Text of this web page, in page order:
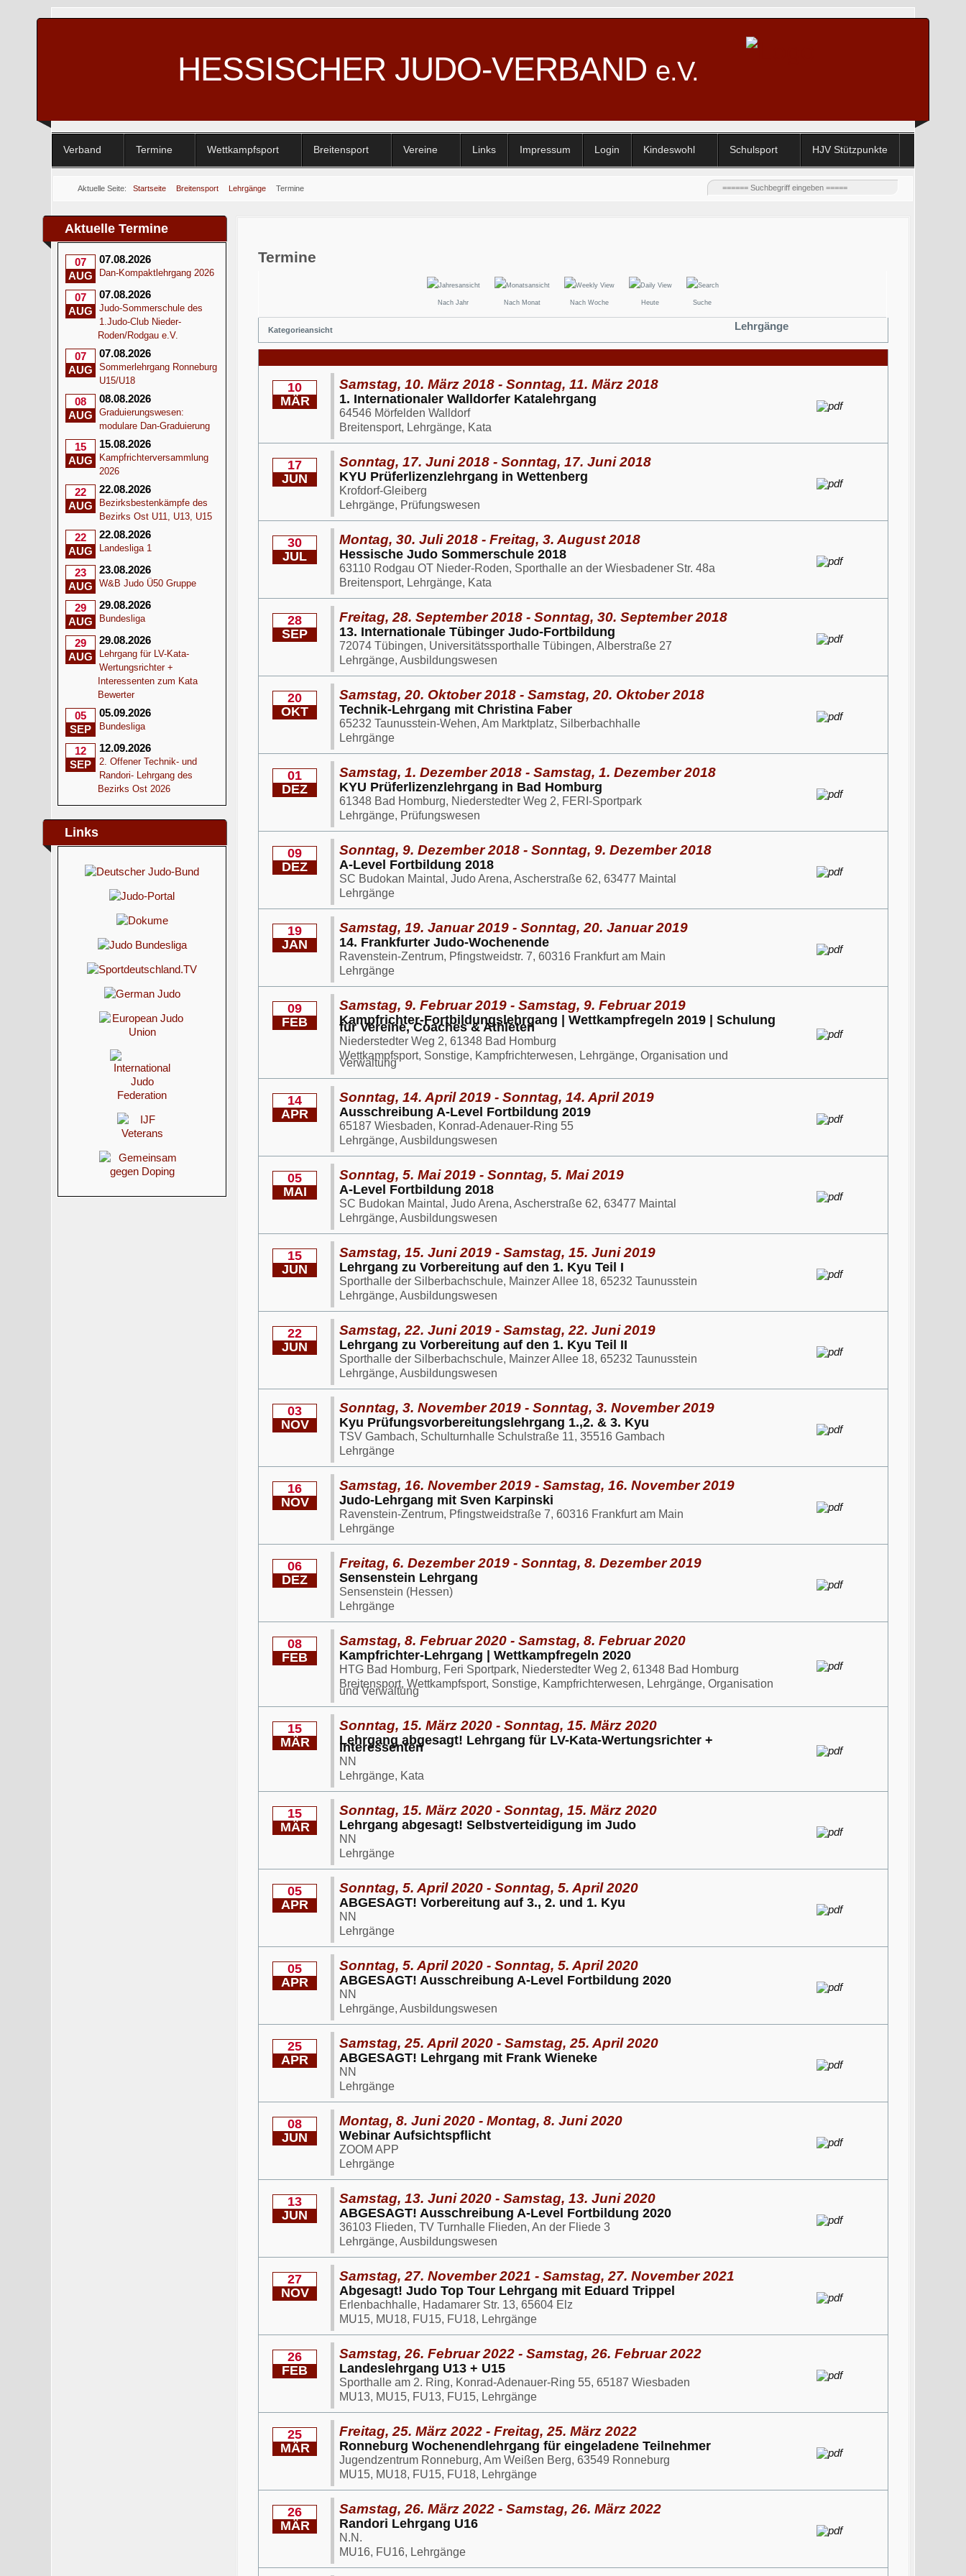
HESSISCHER JUDO-VERBAND e.V.
Verband Termine Wettkampfsport Breitensport Vereine Links Impressum Login Kindeswohl Schulsport HJV Stützpunkte
Aktuelle Seite:Startseite Breitensport Lehrgänge Termine
Aktuelle Termine
07
AUG
07.08.2026
Dan-Kompaktlehrgang 2026
07
AUG
07.08.2026
Judo-Sommerschule des
1.Judo-Club Nieder-
Roden/Rodgau e.V.
07
AUG
07.08.2026
Sommerlehrgang Ronneburg
U15/U18
08
AUG
08.08.2026
Graduierungswesen:
modulare Dan-Graduierung
15
AUG
15.08.2026
Kampfrichterversammlung
2026
22
AUG
22.08.2026
Bezirksbestenkämpfe des
Bezirks Ost U11, U13, U15
22
AUG
22.08.2026
Landesliga 1
23
AUG
23.08.2026
W&B Judo Ü50 Gruppe
29
AUG
29.08.2026
Bundesliga
29
AUG
29.08.2026
Lehrgang für LV-Kata-
Wertungsrichter +
Interessenten zum Kata
Bewerter
05
SEP
05.09.2026
Bundesliga
12
SEP
12.09.2026
2. Offener Technik- und
Randori- Lehrgang des
Bezirks Ost 2026
Links
Termine
Nach Jahr Nach Monat Nach Woche Heute Suche
Kategorieansicht Lehrgänge
10
MÄR
Samstag, 10. März 2018 - Sonntag, 11. März 2018
1. Internationaler Walldorfer Katalehrgang
64546 Mörfelden Walldorf
Breitensport, Lehrgänge, Kata
17
JUN
Sonntag, 17. Juni 2018 - Sonntag, 17. Juni 2018
KYU Prüferlizenzlehrgang in Wettenberg
Krofdorf-Gleiberg
Lehrgänge, Prüfungswesen
30
JUL
Montag, 30. Juli 2018 - Freitag, 3. August 2018
Hessische Judo Sommerschule 2018
63110 Rodgau OT Nieder-Roden, Sporthalle an der Wiesbadener Str. 48a
Breitensport, Lehrgänge, Kata
28
SEP
Freitag, 28. September 2018 - Sonntag, 30. September 2018
13. Internationale Tübinger Judo-Fortbildung
72074 Tübingen, Universitätssporthalle Tübingen, Alberstraße 27
Lehrgänge, Ausbildungswesen
20
OKT
Samstag, 20. Oktober 2018 - Samstag, 20. Oktober 2018
Technik-Lehrgang mit Christina Faber
65232 Taunusstein-Wehen, Am Marktplatz, Silberbachhalle
Lehrgänge
01
DEZ
Samstag, 1. Dezember 2018 - Samstag, 1. Dezember 2018
KYU Prüferlizenzlehrgang in Bad Homburg
61348 Bad Homburg, Niederstedter Weg 2, FERI-Sportpark
Lehrgänge, Prüfungswesen
09
DEZ
Sonntag, 9. Dezember 2018 - Sonntag, 9. Dezember 2018
A-Level Fortbildung 2018
SC Budokan Maintal, Judo Arena, Ascherstraße 62, 63477 Maintal
Lehrgänge
19
JAN
Samstag, 19. Januar 2019 - Sonntag, 20. Januar 2019
14. Frankfurter Judo-Wochenende
Ravenstein-Zentrum, Pfingstweidstr. 7, 60316 Frankfurt am Main
Lehrgänge
09
FEB
Samstag, 9. Februar 2019 - Samstag, 9. Februar 2019
Kampfrichter-Fortbildungslehrgang | Wettkampfregeln 2019 | Schulung
für Vereine, Coaches & Athleten
Niederstedter Weg 2, 61348 Bad Homburg
Wettkampfsport, Sonstige, Kampfrichterwesen, Lehrgänge, Organisation und
Verwaltung
14
APR
Sonntag, 14. April 2019 - Sonntag, 14. April 2019
Ausschreibung A-Level Fortbildung 2019
65187 Wiesbaden, Konrad-Adenauer-Ring 55
Lehrgänge, Ausbildungswesen
05
MAI
Sonntag, 5. Mai 2019 - Sonntag, 5. Mai 2019
A-Level Fortbildung 2018
SC Budokan Maintal, Judo Arena, Ascherstraße 62, 63477 Maintal
Lehrgänge, Ausbildungswesen
15
JUN
Samstag, 15. Juni 2019 - Samstag, 15. Juni 2019
Lehrgang zu Vorbereitung auf den 1. Kyu Teil I
Sporthalle der Silberbachschule, Mainzer Allee 18, 65232 Taunusstein
Lehrgänge, Ausbildungswesen
22
JUN
Samstag, 22. Juni 2019 - Samstag, 22. Juni 2019
Lehrgang zu Vorbereitung auf den 1. Kyu Teil II
Sporthalle der Silberbachschule, Mainzer Allee 18, 65232 Taunusstein
Lehrgänge, Ausbildungswesen
03
NOV
Sonntag, 3. November 2019 - Sonntag, 3. November 2019
Kyu Prüfungsvorbereitungslehrgang 1.,2. & 3. Kyu
TSV Gambach, Schulturnhalle Schulstraße 11, 35516 Gambach
Lehrgänge
16
NOV
Samstag, 16. November 2019 - Samstag, 16. November 2019
Judo-Lehrgang mit Sven Karpinski
Ravenstein-Zentrum, Pfingstweidstraße 7, 60316 Frankfurt am Main
Lehrgänge
06
DEZ
Freitag, 6. Dezember 2019 - Sonntag, 8. Dezember 2019
Sensenstein Lehrgang
Sensenstein (Hessen)
Lehrgänge
08
FEB
Samstag, 8. Februar 2020 - Samstag, 8. Februar 2020
Kampfrichter-Lehrgang | Wettkampfregeln 2020
HTG Bad Homburg, Feri Sportpark, Niederstedter Weg 2, 61348 Bad Homburg
Breitensport, Wettkampfsport, Sonstige, Kampfrichterwesen, Lehrgänge, Organisation
und Verwaltung
15
MÄR
Sonntag, 15. März 2020 - Sonntag, 15. März 2020
Lehrgang abgesagt! Lehrgang für LV-Kata-Wertungsrichter +
Interessenten
NN
Lehrgänge, Kata
15
MÄR
Sonntag, 15. März 2020 - Sonntag, 15. März 2020
Lehrgang abgesagt! Selbstverteidigung im Judo
NN
Lehrgänge
05
APR
Sonntag, 5. April 2020 - Sonntag, 5. April 2020
ABGESAGT! Vorbereitung auf 3., 2. und 1. Kyu
NN
Lehrgänge
05
APR
Sonntag, 5. April 2020 - Sonntag, 5. April 2020
ABGESAGT! Ausschreibung A-Level Fortbildung 2020
NN
Lehrgänge, Ausbildungswesen
25
APR
Samstag, 25. April 2020 - Samstag, 25. April 2020
ABGESAGT! Lehrgang mit Frank Wieneke
NN
Lehrgänge
08
JUN
Montag, 8. Juni 2020 - Montag, 8. Juni 2020
Webinar Aufsichtspflicht
ZOOM APP
Lehrgänge
13
JUN
Samstag, 13. Juni 2020 - Samstag, 13. Juni 2020
ABGESAGT! Ausschreibung A-Level Fortbildung 2020
36103 Flieden, TV Turnhalle Flieden, An der Fliede 3
Lehrgänge, Ausbildungswesen
27
NOV
Samstag, 27. November 2021 - Samstag, 27. November 2021
Abgesagt! Judo Top Tour Lehrgang mit Eduard Trippel
Erlenbachhalle, Hadamarer Str. 13, 65604 Elz
MU15, MU18, FU15, FU18, Lehrgänge
26
FEB
Samstag, 26. Februar 2022 - Samstag, 26. Februar 2022
Landeslehrgang U13 + U15
Sporthalle am 2. Ring, Konrad-Adenauer-Ring 55, 65187 Wiesbaden
MU13, MU15, FU13, FU15, Lehrgänge
25
MÄR
Freitag, 25. März 2022 - Freitag, 25. März 2022
Ronneburg Wochenendlehrgang für eingeladene Teilnehmer
Jugendzentrum Ronneburg, Am Weißen Berg, 63549 Ronneburg
MU15, MU18, FU15, FU18, Lehrgänge
26
MÄR
Samstag, 26. März 2022 - Samstag, 26. März 2022
Randori Lehrgang U16
N.N.
MU16, FU16, Lehrgänge